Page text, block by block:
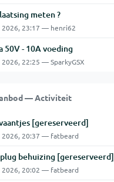
meten ?
2026, 23:17 — henri62
50V - 10A voeding
2026, 22:25 — SparkyGSX
— Activiteit
[gereserveerd]
2026, 20:37 — fatbeard
behuizing [gereserveerd]
2026, 20:02 — fatbeard